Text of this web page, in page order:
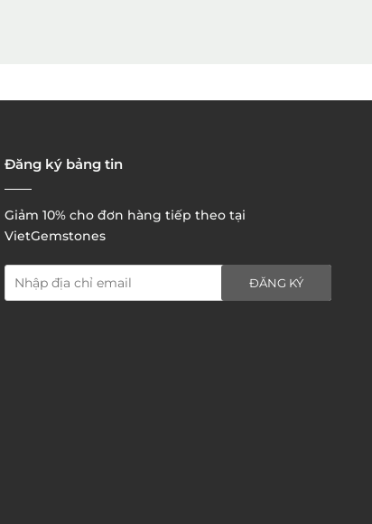
tôi:
Đăng ký bảng tin
Giảm 10% cho đơn hàng tiếp theo tại
VietGemstones
ĐĂNG KÝ